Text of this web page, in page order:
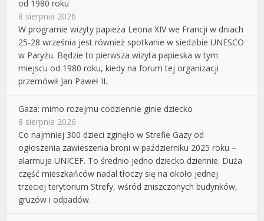
od 1980 roku
8 sierpnia 2026
W programie wizyty papieża Leona XIV we Francji w dniach
25-28 września jest również spotkanie w siedzibie UNESCO
w Paryżu. Będzie to pierwsza wizyta papieska w tym
miejscu od 1980 roku, kiedy na forum tej organizacji
przemówił Jan Paweł II.
Gaza: mimo rozejmu codziennie ginie dziecko
8 sierpnia 2026
Co najmniej 300 dzieci zginęło w Strefie Gazy od
ogłoszenia zawieszenia broni w październiku 2025 roku –
alarmuje UNICEF. To średnio jedno dziecko dziennie. Duża
część mieszkańców nadal tłoczy się na około jednej
trzeciej terytorium Strefy, wśród zniszczonych budynków,
gruzów i odpadów.